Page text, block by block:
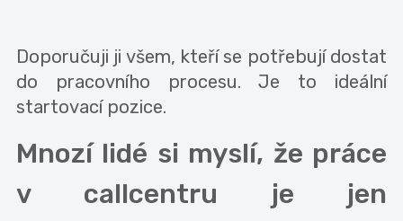
Doporučuji ji všem, kteří se potřebují dostat
do pracovního procesu. Je to ideální
startovací pozice.
Mnozí lidé si myslí, že práce
v callcentru je jen